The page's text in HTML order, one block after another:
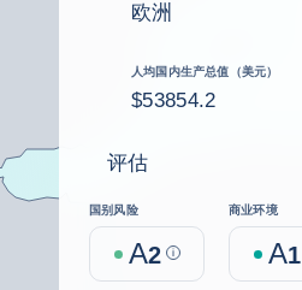
欧洲
人均国内生产总值（美元）
$53854.2
评估
国别风险
A2 Help
商业环境
A1